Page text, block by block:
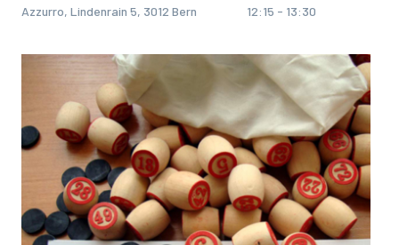
Azzurro, Lindenrain 5, 3012 Bern 12:15 - 13:30